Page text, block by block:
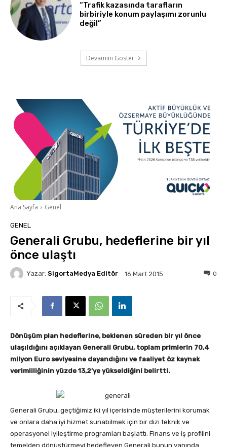
“Trafik kazasında tarafların
birbiriyle konum paylaşımı zorunlu
değil”
Devamını Göster